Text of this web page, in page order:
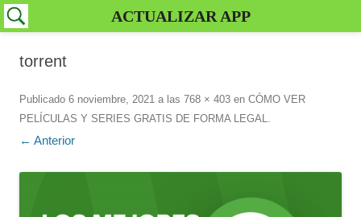
torrent
Publicado 6 noviembre, 2021 a las 768 × 403 en CÓMO VER
PELÍCULAS Y SERIES GRATIS DE FORMA LEGAL.
← Anterior
ACTUALIZAR APP